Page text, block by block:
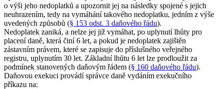
o výši jeho nedoplatků a upozornit jej na následky spojené s jejich
neuhrazením, tedy na vymáhání takového nedoplatku, jedním z výše
uvedených způsobů (§ 153 odst. 3 daňového řádu).
Nedoplatek zaniká, a nelze jej již vymáhat, po uplynutí lhůty pro
placení daně, která činí 6 let, a pokud je nedoplatek zajištěn
zástavním právem, které se zapisuje do příslušného veřejného
registru, uplynutím 30 let. Základní lhůtu 6 let lze prodloužit za
podmínek stanovených daňovým řádem (§ 160 daňového řádu).
Daňovou exekuci provádí správce daně vydáním exekučního
příkazu na: